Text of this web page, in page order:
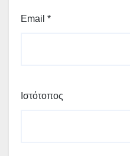
Email *
Ιστότοπος